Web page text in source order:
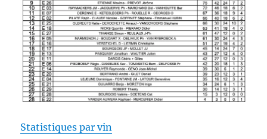
Statistiques par vin